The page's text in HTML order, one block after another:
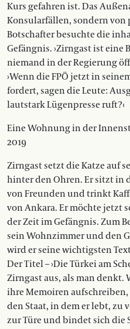
Kurs gefahren ist. Das
Konsularfällen, sondern
Botschafter besuchte die
Gefängnis. ›Zirngast ist eine
niemand in der Regierung
›Wenn die FPÖ jetzt in
fordert, sagen die Leute:
lautstark Lügenpresse ruft?‹
Eine Wohnung in der
2019
Zirngast setzt die Katze auf
hinter den Ohren. Er sitzt in
von Freunden und trinkt
von Ankara. Er möchte jetzt
der Zeit im Gefängnis. Zum
sein Wohnzimmer und den
wird er seine wichtigsten
Der Titel – ›Die Türkei am
Zirngast aus, als man denkt.
ihre Memoiren
den Staat, in dem er lebt, zu
zur Türe und bindet sich die